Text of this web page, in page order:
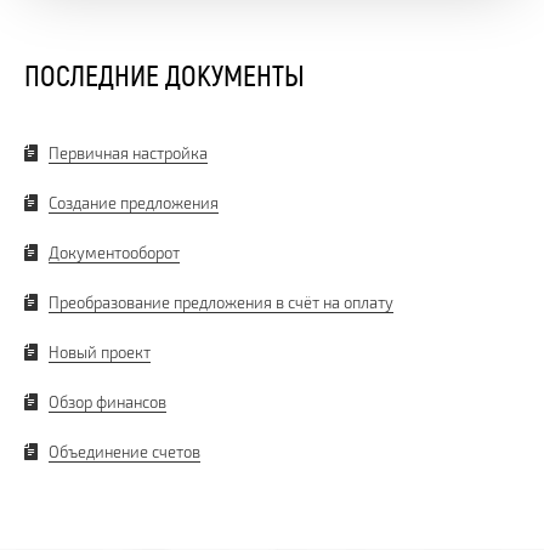
ПОСЛЕДНИЕ ДОКУМЕНТЫ
Первичная настройка
Создание предложения
Документооборот
Преобразование предложения в счёт на оплату
Новый проект
Обзор финансов
Объединение счетов